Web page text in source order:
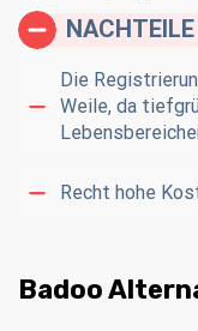
Die
Weile, da
Recht hohe
Badoo